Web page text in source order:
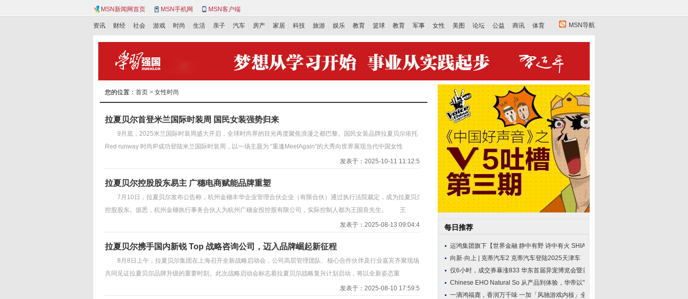
MSN新闻网首页 MSN手机网 MSN客户端
MSN导航
资讯 财经 社会 游戏 时尚 生活 亲子 汽车 房产 家居 科技 旅游 娱乐 教育 篮球 教育 军事 女性 美图 论坛 公益 商讯 体育
您的位置： 首页 > 女性时尚
拉夏贝尔首登米兰国际时装周 国民女装强势归来
9月底，2025米兰国际时装周盛大开启，全球时尚界的目光再度聚焦浪漫之都巴黎。国民女装品牌拉夏贝尔依托
Red runway 时尚IP成功登陆米兰国际时装周，以一场主题为 “重逢MeetAgain”的大秀向世界展现当代中国女性
发表于：2025-10-11 11:12:56
拉夏贝尔控股股东易主 广穗电商赋能品牌重塑
7月10日，拉夏贝尔发布公告称，杭州金穗丰华企业管理合伙企业（有限合伙）通过执行法院裁定，成为拉夏贝尔
控股股东。据悉，杭州金穗执行事务合伙人为杭州广穗金投控股有限公司，实际控制人都为王国良先生。 王
发表于：2025-08-13 09:04:49
拉夏贝尔携手国内新锐 Top 战略咨询公司，迈入品牌崛起新征程
8月8日上午，拉夏贝尔集团在上海召开全新战略启动会，公司高层管理团队、核心合作伙伴及行业嘉宾齐聚现场，
共同见证拉夏贝尔品牌升级的重要时刻。此次战略启动会标志着拉夏贝尔战略复兴计划启动，将以全新姿态重
发表于：2025-08-10 17:59:59
每日推荐
运鸿集团旗下【世界金融 静中有野 诗中有火 SHIA
向新·向上 | 克蒂汽车2 克蒂汽车登陆2025天津车
仅6小时，成交券暴涨833 华东首届异宠博览会暨首
Chinese EHO Natural So 从产品到体验，华帝以"
一滴鸿福鹿，香润万千味 一加「风驰游戏内核」全